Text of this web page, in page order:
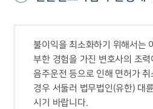
주요 업무
사례분석/최
법률정
법률지
불이익을 최소화하기 위해서는
부한 경험을 가진 변호사의 조력
음주운전 등으로 인해 면허가
경우 서둘러 법무법인(유한) 대
시기 바랍니다.